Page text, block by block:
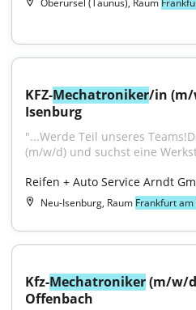
Oberursel (Taunus), Raum
KFZ-Mechatroniker/in (m/
Isenburg
"...Werde Teil unseres
(m/w/d) und suchst eine
Reifen + Auto Service Arndt
Neu-Isenburg, Raum Frankfurt
Kfz-Mechatroniker (m/w/
Offenbach